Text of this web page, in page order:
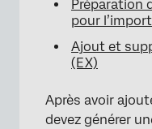
Préparation
pour
Ajout et
(EX)
Après avoir
devez générer